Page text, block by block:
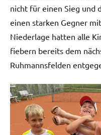
nicht für einen Sieg und
einen starken Gegner
Niederlage hatten alle
fiebern bereits dem
Ruhmannsfelden